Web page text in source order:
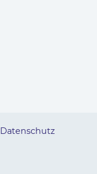
Datenschutz